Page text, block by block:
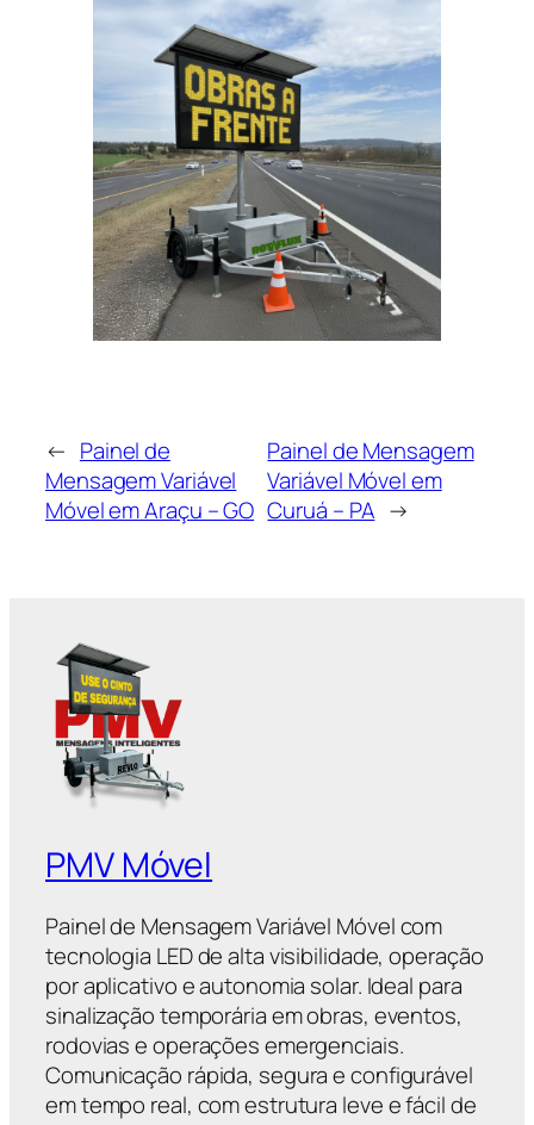
← Painel de
Mensagem Variável
Móvel em Araçu – GO
Painel de Mensagem
Variável Móvel em
Curuá – PA →
PMV Móvel
Painel de Mensagem Variável Móvel com
tecnologia LED de alta visibilidade, operação
por aplicativo e autonomia solar. Ideal para
sinalização temporária em obras, eventos,
rodovias e operações emergenciais.
Comunicação rápida, segura e configurável
em tempo real, com estrutura leve e fácil de